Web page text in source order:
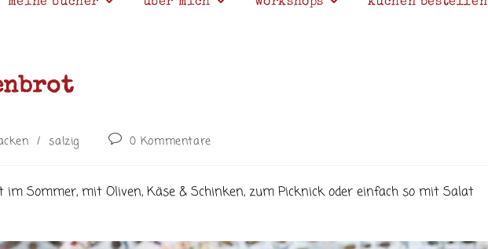
/ salzig
Beitrags-
0 Kommentare
Sommer, mit Oliven, Käse & Schinken, zum Picknick oder einfach so mit Salat